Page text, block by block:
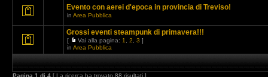
Evento con aerei d'epoca in provincia di Treviso!
in Area Pubblica
Grossi eventi steampunk di primavera!!!
[ Vai alla pagina: 1 2 3 ]
in Area Pubblica
Pagina 1 di 4 [ La ricerca ha trovato 88 risultati ]